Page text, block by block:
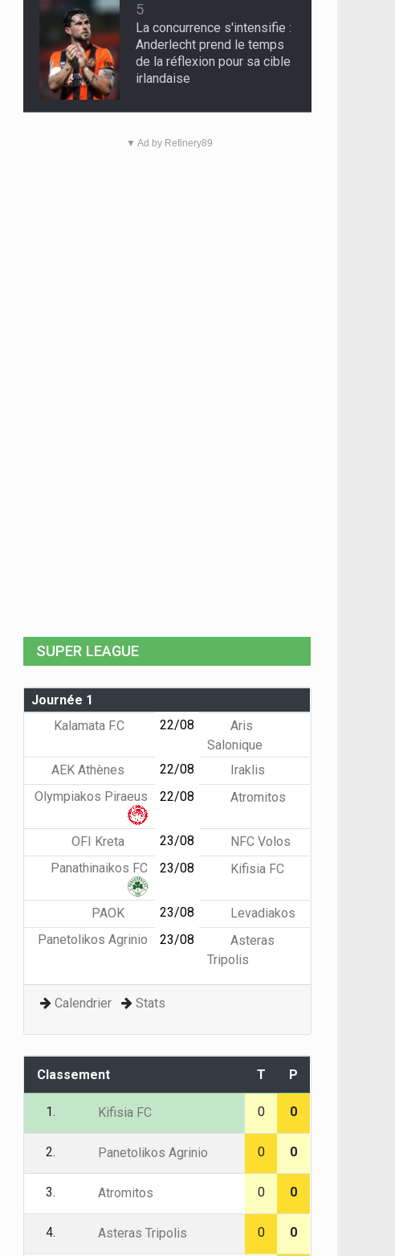
5
La concurrence s'intensifie :
Anderlecht prend le temps
de la réflexion pour sa cible
irlandaise
▼ Ad by Refinery89
SUPER LEAGUE
Journée 1
Kalamata F.C
22/08
Aris
Salonique
AEK Athènes
22/08
Iraklis
Olympiakos Piraeus
22/08 Atromitos
OFI Kreta 23/08
NFC Volos
Panathinaikos FC
23/08 Kifisia FC
PAOK 23/08
Levadiakos
Panetolikos Agrinio
23/08
Asteras
Tripolis
Calendrier Stats
Classement T P
1. Kifisia FC 0 0
2. Panetolikos Agrinio 0 0
3. Atromitos 0 0
4. Asteras Tripolis 0 0